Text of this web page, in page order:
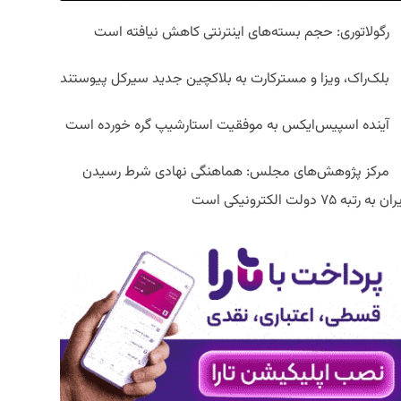
رگولاتوری: حجم بسته‌های اینترنتی کاهش نیافته است
بلک‌راک، ویزا و مسترکارت به بلاکچین جدید سیرکل پیوستند
آینده اسپیس‌ایکس به موفقیت استارشیپ گره خورده است
مرکز پژوهش‌های مجلس: هماهنگی نهادی شرط رسیدن
به رتبه ۷۵ دولت الکترونیکی است